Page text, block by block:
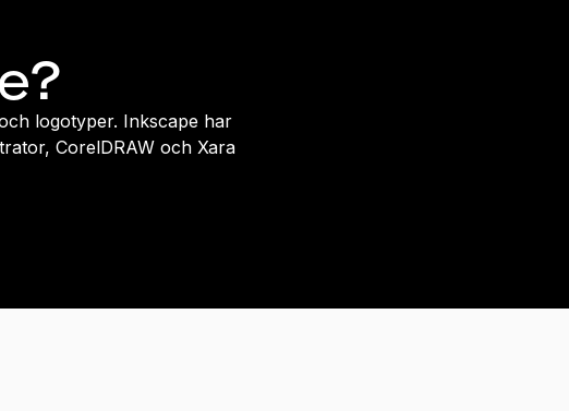
logotyper. Inkscape har
CorelDRAW och Xara